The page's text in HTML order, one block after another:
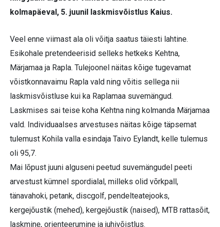
kolmapäeval, 5. juunil laskmisvõistlus Kaius.
Veel enne viimast ala oli võitja saatus täiesti lahtine.
Esikohale pretendeerisid selleks hetkeks Kehtna,
Märjamaa ja Rapla. Tulejoonel näitas kõige tugevamat
võistkonnavaimu Rapla vald ning võitis sellega nii
laskmisvõistluse kui ka Raplamaa suvemängud.
Laskmises sai teise koha Kehtna ning kolmanda Märjamaa
vald. Individuaalses arvestuses näitas kõige täpsemat
tulemust Kohila valla esindaja Taivo Eylandt, kelle tulemus
oli 95,7.
Mai lõpust juuni alguseni peetud suvemängudel peeti
arvestust kümnel spordialal, milleks olid võrkpall,
tänavahoki, petank, discgolf, pendelteatejooks,
kergejõustik (mehed), kergejõustik (naised), MTB rattasõit,
laskmine, orienteerumine ja juhivõistlus.